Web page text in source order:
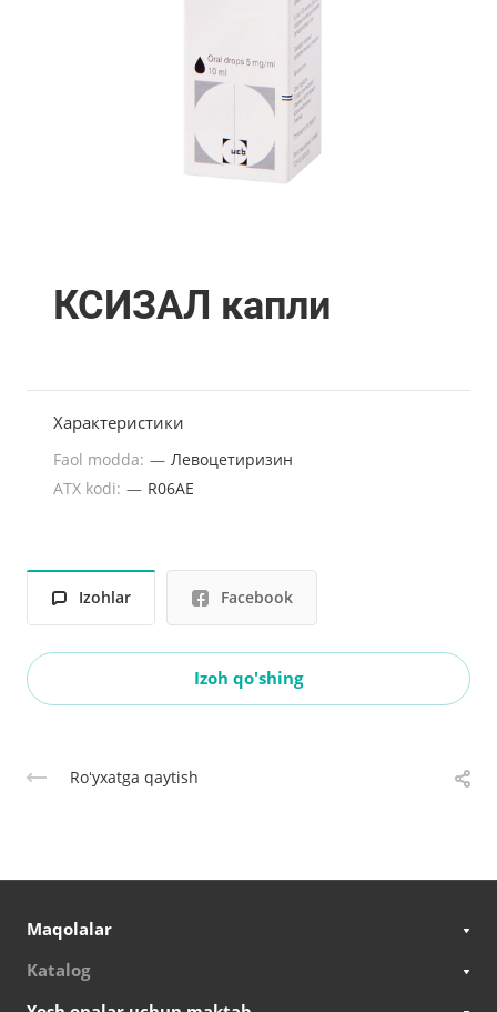
КСИЗАЛ капли
Характеристики
Faol modda: — Левоцетиризин
ATX kodi: — R06AE
Izohlar Facebook
Izoh qo'shing
Roʻyxatga qaytish
Maqolalar
Katalog